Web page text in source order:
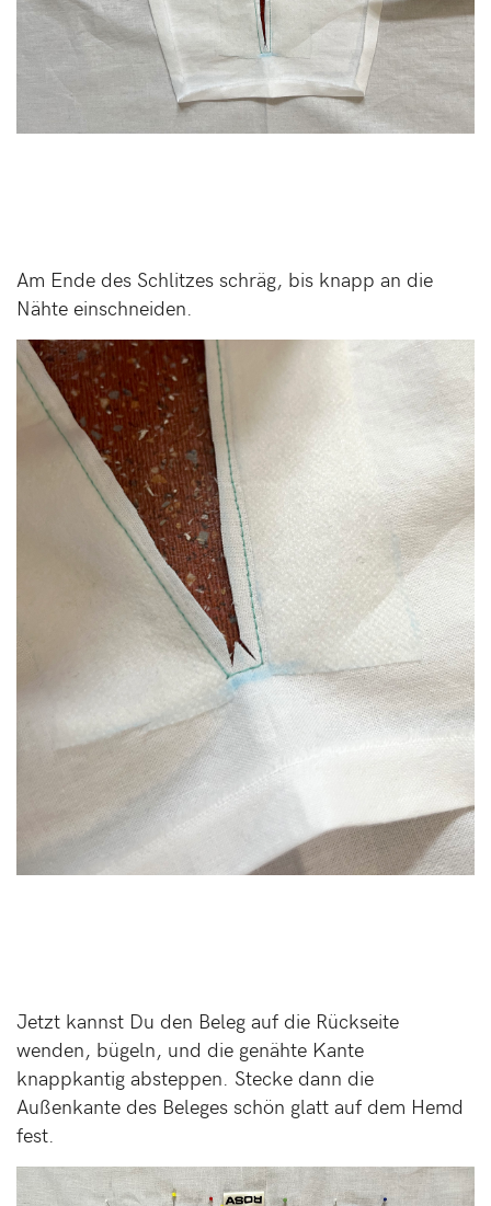
Am Ende des Schlitzes schräg, bis knapp an die
Nähte einschneiden.
Jetzt kannst Du den Beleg auf die Rückseite
wenden, bügeln, und die genähte Kante
knappkantig absteppen. Stecke dann die
Außenkante des Beleges schön glatt auf dem Hemd
fest.